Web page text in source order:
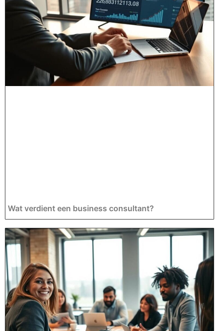
Wat verdient een business consultant?